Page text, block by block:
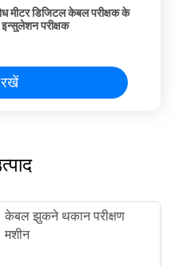
मीटर डिजिटल केबल परीक्षक के
परीक्षक
रखें
केबल झुकने थकान परीक्षण
मशीन